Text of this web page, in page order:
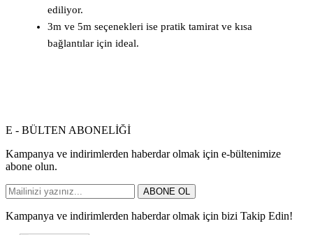
ediliyor.
3m ve 5m seçenekleri ise pratik tamirat ve kısa
bağlantılar için ideal.
E - BÜLTEN ABONELİĞİ
Kampanya ve indirimlerden haberdar olmak için e-bültenimize
abone olun.
ABONE OL
Kampanya ve indirimlerden haberdar olmak için bizi Takip Edin!